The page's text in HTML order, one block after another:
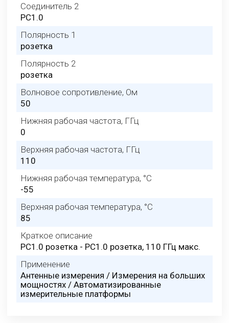
Соединитель 2
PC1.0
Полярность 1
розетка
Полярность 2
розетка
Волновое сопротивление, Ом
50
Нижняя рабочая частота, ГГц
0
Верхняя рабочая частота, ГГц
110
Нижняя рабочая температура, °C
-55
Верхняя рабочая температура, °C
85
Краткое описание
PC1.0 розетка - PC1.0 розетка, 110 ГГц макс.
Применение
Антенные измерения / Измерения на больших
мощностях / Автоматизированные
измерительные платформы